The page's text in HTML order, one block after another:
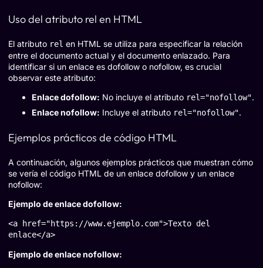
Uso del atributo rel en HTML
El atributo rel en HTML se utiliza para especificar la relación
entre el documento actual y el documento enlazado. Para
identificar si un enlace es dofollow o nofollow, es crucial
observar este atributo:
Enlace dofollow: No incluye el atributo rel="nofollow".
Enlace nofollow: Incluye el atributo rel="nofollow".
Ejemplos prácticos de código HTML
A continuación, algunos ejemplos prácticos que muestran cómo
se vería el código HTML de un enlace dofollow y un enlace
nofollow:
Ejemplo de enlace dofollow:
<a href="https://www.ejemplo.com">Texto del
enlace</a>
Ejemplo de enlace nofollow: